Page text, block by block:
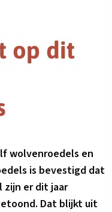
op dit
wolvenroedels en
is bevestigd dat
zijn er dit jaar
Dat blijkt uit